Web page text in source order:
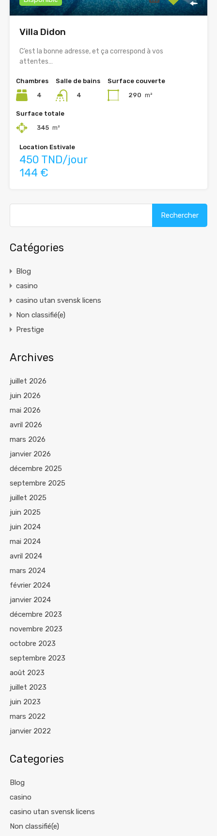
Villa Didon
C’est la bonne adresse, et ça correspond à vos
attentes…
Chambres
4
Salle de bains
4
Surface couverte
290 m²
Surface totale
345 m²
Location Estivale
450 TND/jour
144 €
Catégories
Blog
casino
casino utan svensk licens
Non classifié(e)
Prestige
Archives
juillet 2026
juin 2026
mai 2026
avril 2026
mars 2026
janvier 2026
décembre 2025
septembre 2025
juillet 2025
juin 2025
juin 2024
mai 2024
avril 2024
mars 2024
février 2024
janvier 2024
décembre 2023
novembre 2023
octobre 2023
septembre 2023
août 2023
juillet 2023
juin 2023
mars 2022
janvier 2022
Categories
Blog
casino
casino utan svensk licens
Non classifié(e)